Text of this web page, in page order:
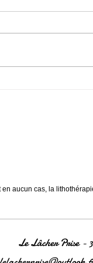
aucun cas, la
Le Lâcher Prise -